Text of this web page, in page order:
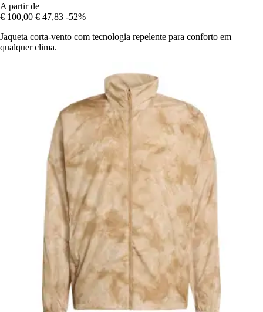
A partir de
€ 100,00 € 47,83 -52%
Jaqueta corta-vento com tecnologia repelente para conforto em
qualquer clima.